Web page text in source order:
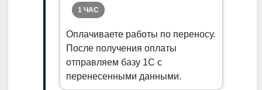
1 ЧАС
Оплачиваете работы по переносу.
После получения оплаты
отправляем базу 1С с
перенесенными данными.